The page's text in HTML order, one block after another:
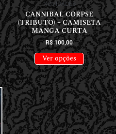
NOVIDADES
CANNIBAL CORPSE
(TRIBUTO) – CAMISETA
MANGA CURTA
R$100,00
Ver opções